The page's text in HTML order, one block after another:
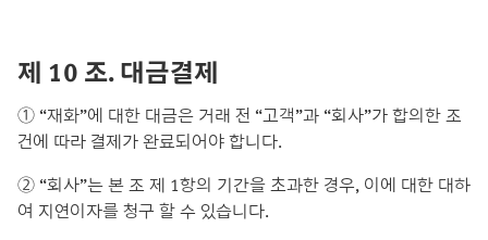
제 10 조. 대금결제
① “재화”에 대한 대금은 거래 전 “고객”과 “회사”가 합의한 조
건에 따라 결제가 완료되어야 합니다.
② “회사”는 본 조 제 1항의 기간을 초과한 경우, 이에 대한 대하
여 지연이자를 청구 할 수 있습니다.